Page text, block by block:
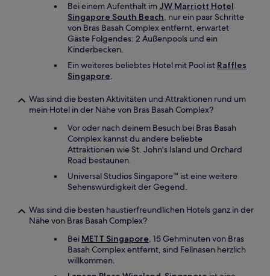
Bei einem Aufenthalt im JW Marriott Hotel
Singapore South Beach, nur ein paar Schritte
von Bras Basah Complex entfernt, erwartet
Gäste Folgendes: 2 Außenpools und ein
Kinderbecken.
Ein weiteres beliebtes Hotel mit Pool ist Raffles
Singapore.
Was sind die besten Aktivitäten und Attraktionen rund um
mein Hotel in der Nähe von Bras Basah Complex?
Vor oder nach deinem Besuch bei Bras Basah
Complex kannst du andere beliebte
Attraktionen wie St. John's Island und Orchard
Road bestaunen.
Universal Studios Singapore™ ist eine weitere
Sehenswürdigkeit der Gegend.
Was sind die besten haustierfreundlichen Hotels ganz in der
Nähe von Bras Basah Complex?
Bei METT Singapore, 15 Gehminuten von Bras
Basah Complex entfernt, sind Fellnasen herzlich
willkommen.